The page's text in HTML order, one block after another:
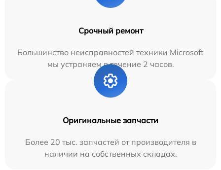
Срочный ремонт
Большинство неисправностей техники Microsoft
мы устраняем в течение 2 часов.
Оригинальные запчасти
Более 20 тыс. запчастей от производителя в
наличии на собственных складах.